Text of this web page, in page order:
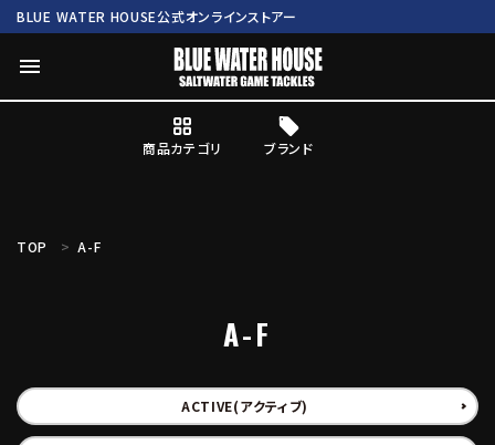
BLUE WATER HOUSE公式オンラインストアー
menu
商品カテゴリ ブランド
BWH ORIGINAL ITEM ROD
商品カテゴリ
TOP A-F
A-F
ACTIVE(アクティブ)